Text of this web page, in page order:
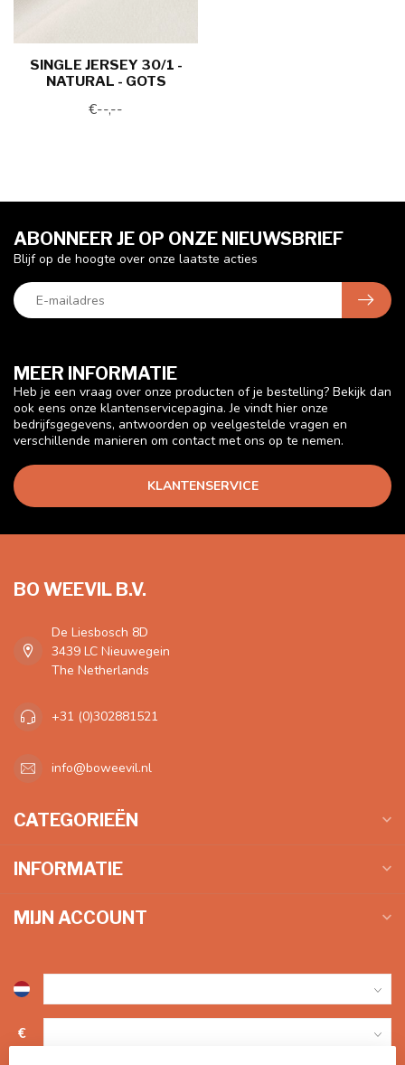
SINGLE JERSEY 30/1 -
NATURAL - GOTS
€--,--
MEER INFORMATIE
Heb je een vraag over onze producten of je bestelling? Bekijk dan
ook eens onze klantenservicepagina. Je vindt hier onze
bedrijfsgegevens, antwoorden op veelgestelde vragen en
verschillende manieren om contact met ons op te nemen.
KLANTENSERVICE
ABONNEER JE OP ONZE NIEUWSBRIEF
Blijf op de hoogte over onze laatste acties
BO WEEVIL B.V.
De Liesbosch 8D
3439 LC Nieuwegein
The Netherlands
+31 (0)302881521
info@boweevil.nl
CATEGORIEËN
INFORMATIE
MIJN ACCOUNT
€